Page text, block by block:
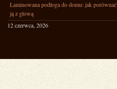
Laminowana podłoga do domu: jak porównać
ją z głową
12 czerwca, 2026